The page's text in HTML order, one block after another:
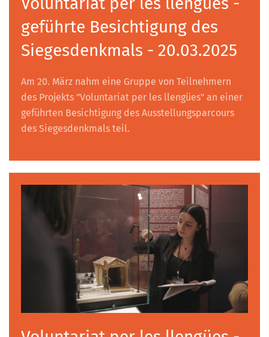
geführte Besichtigung des
Siegesdenkmals - 20.03.2025
Am 20. März nahm eine Gruppe von Teilnehmern
des Projekts "Voluntariat per les llengües" an einer
geführten Besichtigung des Ausstellungsparcours
des Siegesdenkmals teil.